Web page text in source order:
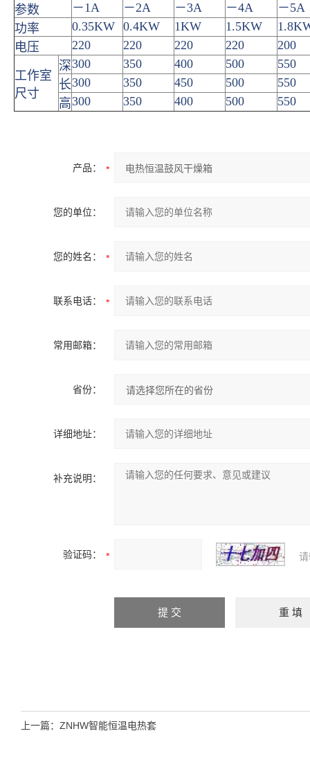
参数
－1A
－2A
－3A
－4A
－5A
功率
0.35KW 0.4KW 1KW 1.5KW
电压
220 220 220 220 200
工作室
尺寸
深300 350 400 500
550
长300 350 450 500
550
高300 350 400 500 550
产品：
您的单位：
您的姓名：
联系电话：
常用邮箱：
省份：
详细地址：
补充说明：
验证码：
上一篇： ZNHW智能恒温电热套